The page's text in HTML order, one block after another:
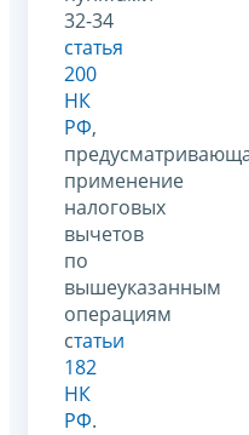
32-34
статья
200
НК
РФ,
применение
налоговых
вычетов
по
вышеуказанным
операциям
статьи
182
НК
РФ.